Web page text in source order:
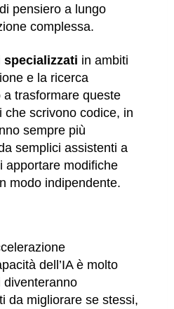
pensiero a lungo
complessa.
specializzati in ambiti
e la ricerca
trasformare queste
che scrivono codice, in
sempre più
semplici assistenti a
apportare modifiche
modo indipendente.
dell’IA è molto
diventeranno
da migliorare se stessi,